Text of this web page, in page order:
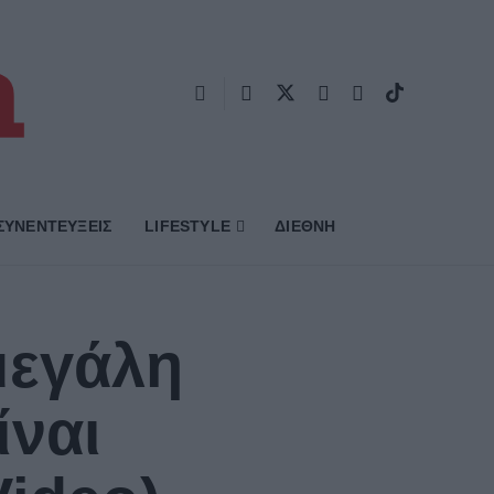
LIFESTYLE ΔΙΕΘΝΗ